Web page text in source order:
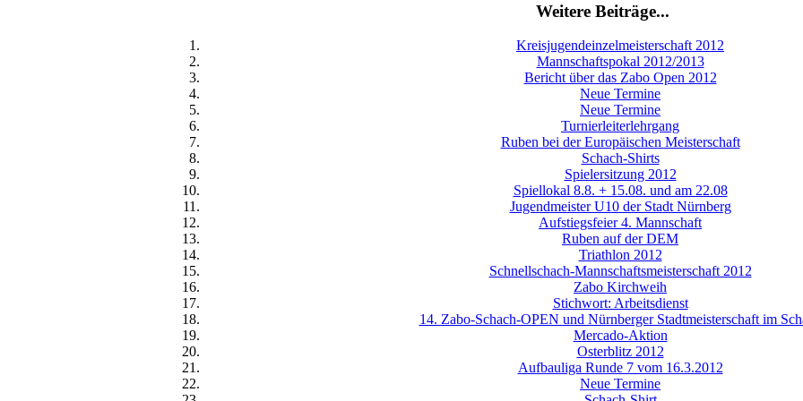
Weitere Beiträge...
Kreisjugendeinzelmeisterschaft 2012
Mannschaftspokal 2012/2013
Bericht über das Zabo Open 2012
Neue Termine
Neue Termine
Turnierleiterlehrgang
Ruben bei der Europäischen Meisterschaft
Schach-Shirts
Spielersitzung 2012
Spiellokal 8.8. + 15.08. und am 22.08
Jugendmeister U10 der Stadt Nürnberg
Aufstiegsfeier 4. Mannschaft
Ruben auf der DEM
Triathlon 2012
Schnellschach-Mannschaftsmeisterschaft 2012
Zabo Kirchweih
Stichwort: Arbeitsdienst
14. Zabo-Schach-OPEN und Nürnberger Stadtmeisterschaft im
Mercado-Aktion
Osterblitz 2012
Aufbauliga Runde 7 vom 16.3.2012
Neue Termine